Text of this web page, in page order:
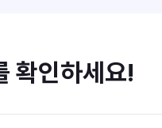
확인하세요!